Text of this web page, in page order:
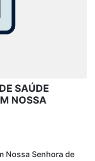
SAÚDE
NOSSA
Nossa Senhora de